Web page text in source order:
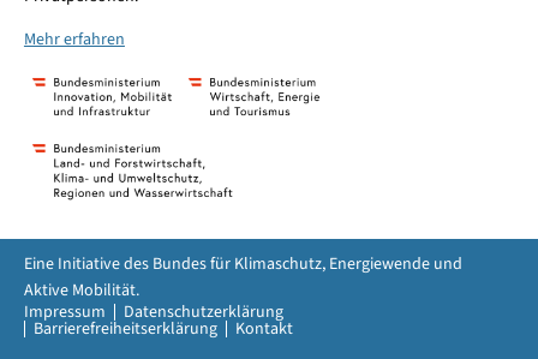
Mehr erfahren
Impressum Datenschutzerklärung
Barrierefreiheitserklärung Kontakt
Eine Initiative des Bundes für Klimaschutz, Energiewende und
Aktive Mobilität.